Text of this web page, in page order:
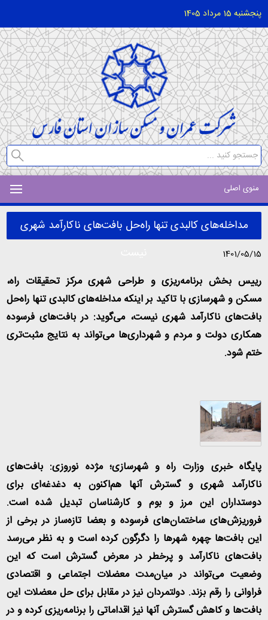
پنجشنبه 15 مرداد 1405
منوی اصلی
مداخله‌های کالبدی تنها راه‌حل بافت‌های ناکارآمد شهری
1401/05/15
رییس بخش برنامه‌ریزی و طراحی شهری مرکز تحقیقات راه،
مسکن و شهرسازی با تاکید بر اینکه مداخله‌های کالبدی تنها راه‌حل
بافت‌های ناکارآمد شهری نیست، می‌گوید: در بافت‌های فرسوده
همکاری دولت و مردم و شهرداری‌ها می‌تواند به نتایج مثبت‌تری
ختم شود.
پایگاه خبری وزارت راه و شهرسازی؛ مژده نوروزی: بافت‌های
ناکارآمد شهری و گسترش آنها هم‌اکنون به دغدغه‌ای برای
دوستداران این مرز و بوم و کارشناسان تبدیل شده است.
فروریزش‌های ساختمان‌های فرسوده و بعضا تازه‌ساز در برخی از
این بافت‌ها چهره شهرها را دگرگون کرده است و به نظر می‌رسد
بافت‌های ناکارآمد و پرخطر در معرض گسترش است که این
وضعیت می‌تواند در میان‌مدت معضلات اجتماعی و اقتصادی
فراوانی را رقم بزند. دولتمردان نیز در مقابل برای حل معضلات این
بافت‌ها و کاهش گسترش آنها نیز اقداماتی را برنامه‌ریزی کرده و در